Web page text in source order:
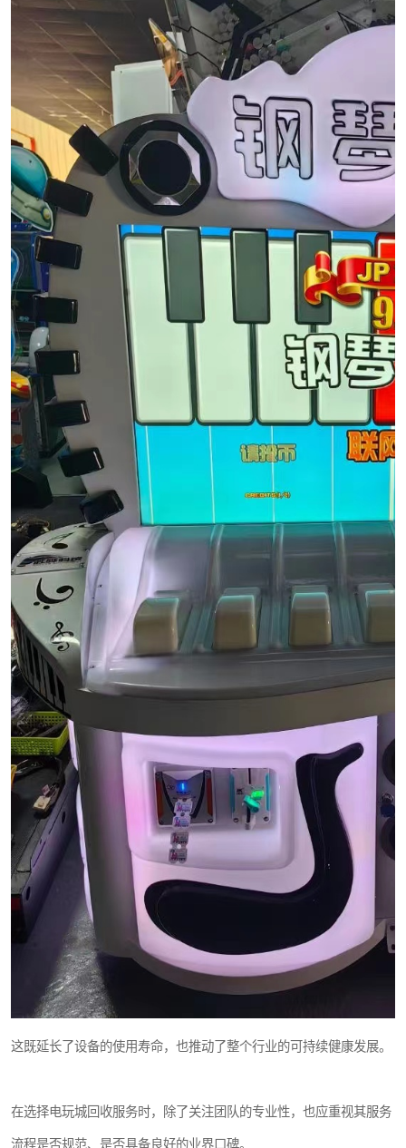
这既延长了设备的使用寿命，也推动了整个行业的可持续健康发展。
在选择电玩城回收服务时，除了关注团队的专业性，也应重视其服务
流程是否规范、是否具备良好的业界口碑。